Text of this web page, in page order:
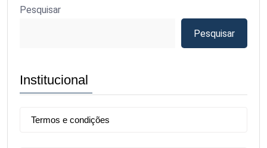
Pesquisar
Pesquisar
Institucional
Termos e condições